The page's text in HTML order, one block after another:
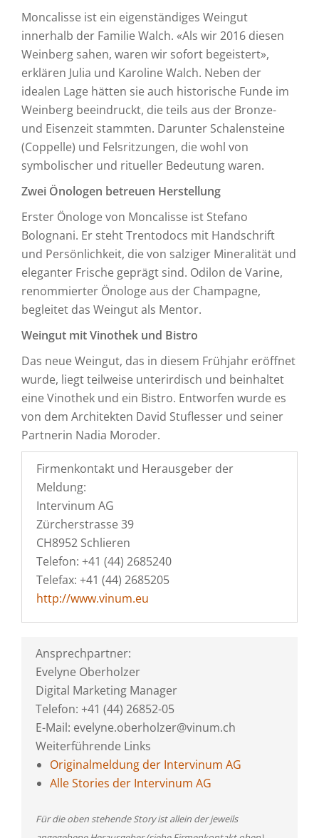
Moncalisse ist ein eigenständiges Weingut
innerhalb der Familie Walch. «Als wir 2016 diesen
Weinberg sahen, waren wir sofort begeistert»,
erklären Julia und Karoline Walch. Neben der
idealen Lage hätten sie auch historische Funde im
Weinberg beeindruckt, die teils aus der Bronze-
und Eisenzeit stammten. Darunter Schalensteine
(Coppelle) und Felsritzungen, die wohl von
symbolischer und ritueller Bedeutung waren.
Zwei Önologen betreuen Herstellung
Erster Önologe von Moncalisse ist Stefano
Bolognani. Er steht Trentodocs mit Handschrift
und Persönlichkeit, die von salziger Mineralität und
eleganter Frische geprägt sind. Odilon de Varine,
renommierter Önologe aus der Champagne,
begleitet das Weingut als Mentor.
Weingut mit Vinothek und Bistro
Das neue Weingut, das in diesem Frühjahr eröffnet
wurde, liegt teilweise unterirdisch und beinhaltet
eine Vinothek und ein Bistro. Entworfen wurde es
von dem Architekten David Stuflesser und seiner
Partnerin Nadia Moroder.
Firmenkontakt und Herausgeber der
Meldung:
Intervinum AG
Zürcherstrasse 39
CH8952 Schlieren
Telefon: +41 (44) 2685240
Telefax: +41 (44) 2685205
http://www.vinum.eu
Ansprechpartner:
Evelyne Oberholzer
Digital Marketing Manager
Telefon: +41 (44) 26852-05
E-Mail: evelyne.oberholzer@vinum.ch
Weiterführende Links
Originalmeldung der Intervinum AG
Alle Stories der Intervinum AG
Für die oben stehende Story ist allein der jeweils